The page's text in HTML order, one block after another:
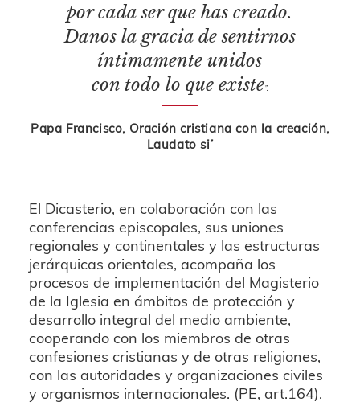
por cada ser que has creado.
Danos la gracia de sentirnos
íntimamente unidos
con todo lo que existe”.
Papa Francisco, Oración cristiana con la creación,
Laudato si’
El Dicasterio, en colaboración con las
conferencias episcopales, sus uniones
regionales y continentales y las estructuras
jerárquicas orientales, acompaña los
procesos de implementación del Magisterio
de la Iglesia en ámbitos de protección y
desarrollo integral del medio ambiente,
cooperando con los miembros de otras
confesiones cristianas y de otras religiones,
con las autoridades y organizaciones civiles
y organismos internacionales. (PE, art.164).